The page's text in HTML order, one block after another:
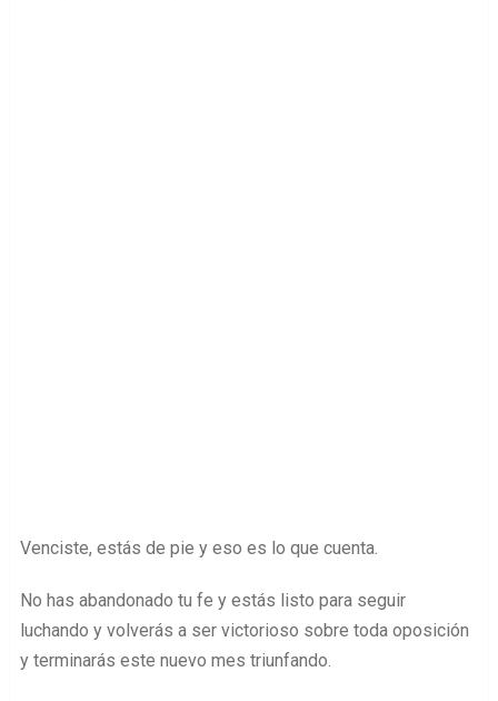
Venciste, estás de pie y eso es lo que cuenta.
No has abandonado tu fe y estás listo para seguir
luchando y volverás a ser victorioso sobre toda oposición
y terminarás este nuevo mes triunfando.